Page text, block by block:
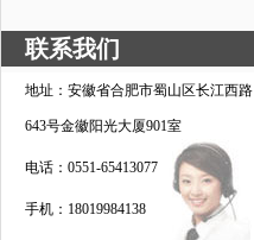
联系我们
地址：安徽省合肥市蜀山区长江西路
643号金徽阳光大厦901室
电话：0551-65413077
手机：18019984138